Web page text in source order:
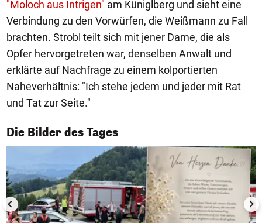
"Moloch aus Intrigen" am Küniglberg und sieht eine
Verbindung zu den Vorwürfen, die Weißmann zu Fall
brachten. Strobl teilt sich mit jener Dame, die als
Opfer hervorgetreten war, denselben Anwalt und
erklärte auf Nachfrage zu einem kolportierten
Naheverhältnis: "Ich stehe jedem und jeder mit Rat
und Tat zur Seite."
Die Bilder des Tages
1/50